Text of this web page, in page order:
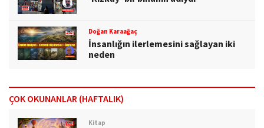
Doğan Karaağaç
İnsanlığın ilerlemesini sağlayan iki
neden
ÇOK OKUNANLAR (HAFTALIK)
Kitap